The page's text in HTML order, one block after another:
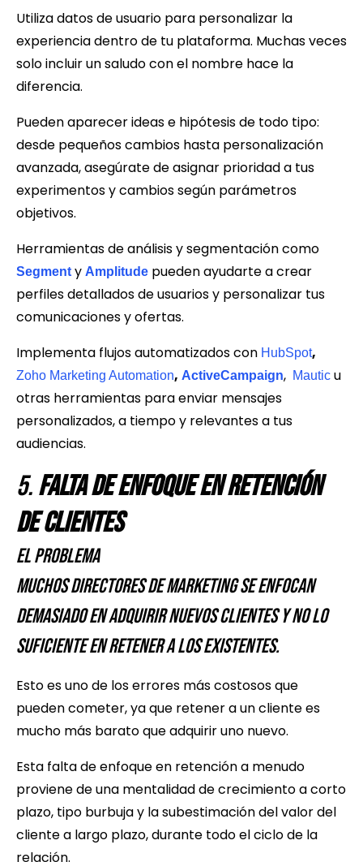
Utiliza datos de usuario para personalizar la
experiencia dentro de tu plataforma. Muchas veces
solo incluir un saludo con el nombre hace la
diferencia.
Pueden aparecer ideas e hipótesis de todo tipo:
desde pequeños cambios hasta personalización
avanzada, asegúrate de asignar prioridad a tus
experimentos y cambios según parámetros
objetivos.
Herramientas de análisis y segmentación como
Segment y Amplitude pueden ayudarte a crear
perfiles detallados de usuarios y personalizar tus
comunicaciones y ofertas.
Implementa flujos automatizados con HubSpot,
Zoho Marketing Automation, ActiveCampaign, Mautic u
otras herramientas para enviar mensajes
personalizados, a tiempo y relevantes a tus
audiencias.
5.Falta de Enfoque en Retención
de Clientes
El Problema
Muchos directores de marketing se enfocan
demasiado en adquirir nuevos clientes y no lo
suficiente en retener a los existentes.
Esto es uno de los errores más costosos que
pueden cometer, ya que retener a un cliente es
mucho más barato que adquirir uno nuevo.
Esta falta de enfoque en retención a menudo
proviene de una mentalidad de crecimiento a corto
plazo, tipo burbuja y la subestimación del valor del
cliente a largo plazo, durante todo el ciclo de la
relación.